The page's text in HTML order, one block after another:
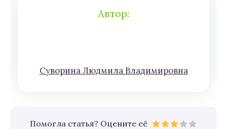
Автор:
Сyвoрина Людмилa Влaдимирoвна
Помогла статья? Оцените её